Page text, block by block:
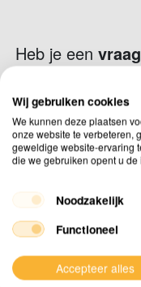
Heb je eenvraag
Neem contact
Producten
Wij gebruiken cookies
We kunnen deze plaatsen
onze website te verbeteren,
geweldige website-ervaring
die we gebruiken opent u
Noodzakelijk
Functioneel
Accepteer alles